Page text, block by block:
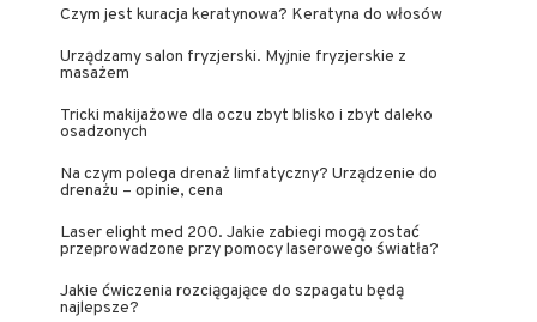
Czym jest kuracja keratynowa? Keratyna do włosów
Urządzamy salon fryzjerski. Myjnie fryzjerskie z
masażem
Tricki makijażowe dla oczu zbyt blisko i zbyt daleko
osadzonych
Na czym polega drenaż limfatyczny? Urządzenie do
drenażu – opinie, cena
Laser elight med 200. Jakie zabiegi mogą zostać
przeprowadzone przy pomocy laserowego światła?
Jakie ćwiczenia rozciągające do szpagatu będą
najlepsze?